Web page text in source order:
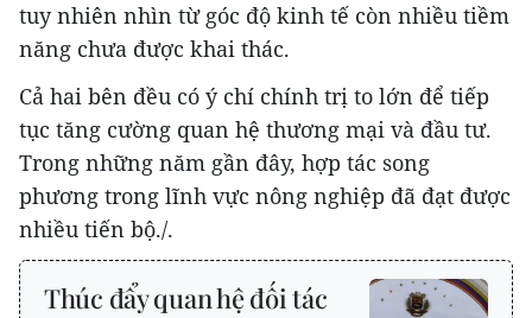
tuy nhiên nhìn từ góc độ kinh tế còn nhiều tiềm
năng chưa được khai thác.
Cả hai bên đều có ý chí chính trị to lớn để tiếp
tục tăng cường quan hệ thương mại và đầu tư.
Trong những năm gần đây, hợp tác song
phương trong lĩnh vực nông nghiệp đã đạt được
nhiều tiến bộ./.
Thúc đẩy quan hệ đối tác